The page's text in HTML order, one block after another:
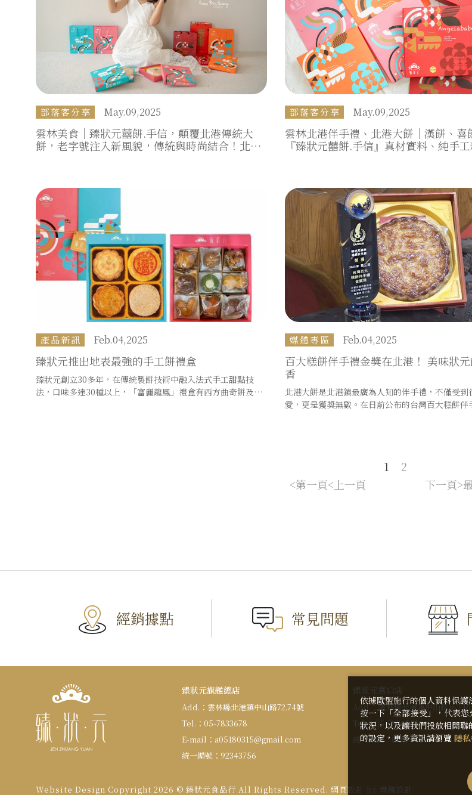
部落客分享 May.09,2025
雲林美食｜臻狀元囍餅.手信，顛覆北港傳統大
餅，老字號注入新風貌，傳統與時尚結合！北港
部落客分享 May.09,2025
雲林北港伴手禮、北港大餅｜漢餅、喜
『臻狀元囍餅.手信』真材實料、純手
產品新訊 Feb.04,2025
臻狀元推出地表最強的手工餅禮盒
臻狀元創立30多年，在傳統製餅技術中融入法式手工甜點技
法，口味多達30種以上，「富麗龍鳳」禮盒有西方曲奇餅及改
媒體專區 Feb.04,2025
百大糕餅伴手禮金獎在北港！ 美味狀
香
北港大餅是北港鎮最廣為人知的伴手禮，不僅受到
愛，更是獲獎無數。在日前公布的台灣百大糕餅伴
第一頁 上一頁
1
2
下一頁
經銷據點 常見問題
臻狀元旗艦總店
Add.： 雲林縣北港鎮中山路72.74號
Tel.： 05-7833678
E-mail： a05180315@gmail.com
統一編號： 92343756
臻狀元宮口店
Add.：雲林縣北港鎮中山路
Tel.：05-7836555
統一編號： 87079030
Website Design Copyright 2026 © 臻狀元食品行 All Rights Reserved. 網頁設計 by 覺醒設計
依據歐盟施行的個人資料保護
按一下「全部接受」，代表
狀況，以及讓我們投放相關
的設定，更多資訊請瀏覽 隱
僅必需的Cookies 同意